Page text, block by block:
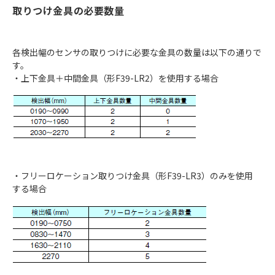
取りつけ金具の必要数量
各検出幅のセンサの取りつけに必要な金具の数量は以下の通りで
す。
・上下金具＋中間金具（形F39-LR2）を使用する場合
・フリーロケーション取りつけ金具（形F39-LR3）のみを使用
する場合